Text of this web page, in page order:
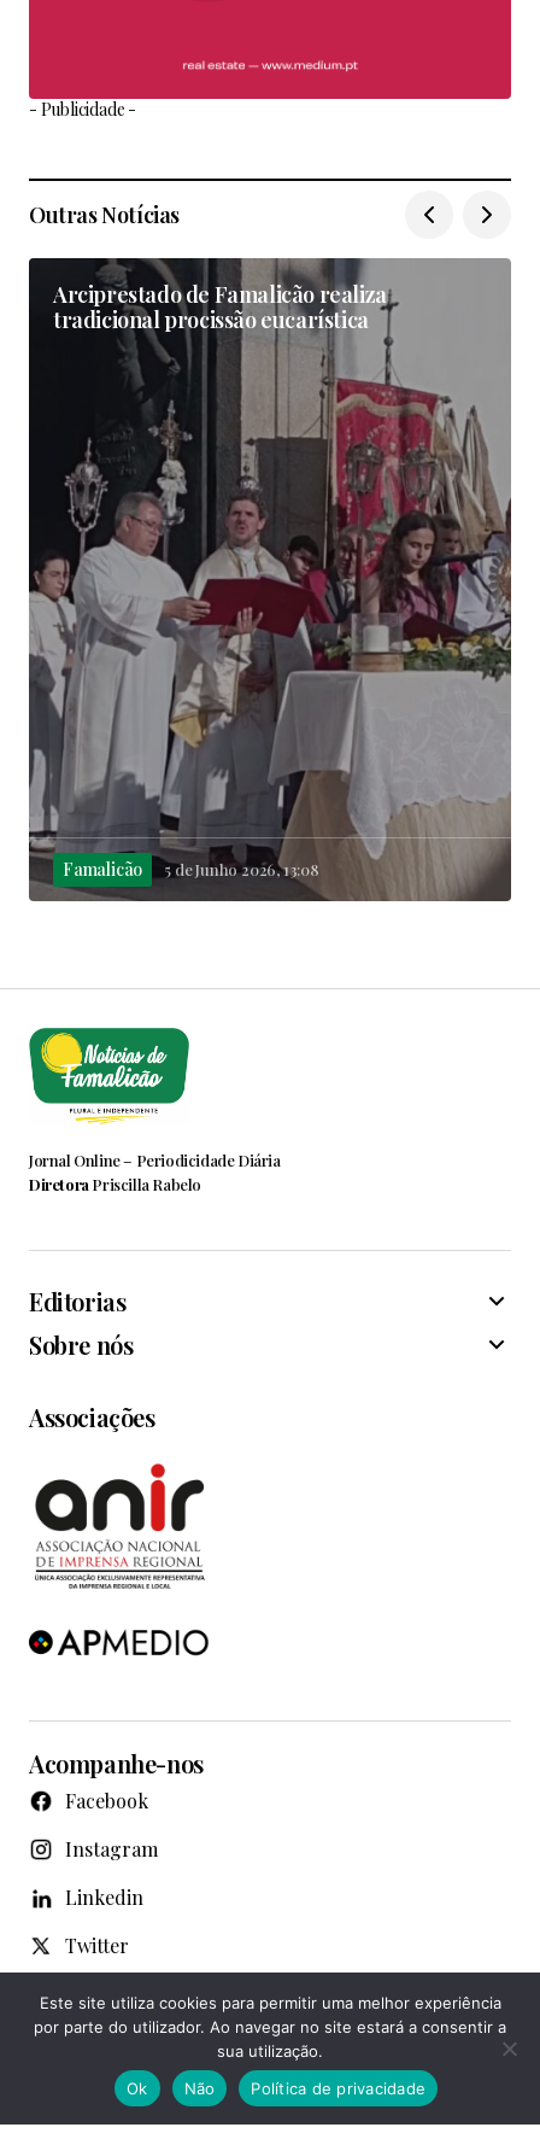
- Publicidade -
Outras Notícias
Arciprestado de Famalicão realiza
tradicional procissão eucarística
Famalicão 5 de Junho 2026, 13:08
Jornal Online – Periodicidade Diária
Diretora Priscilla Rabelo
Editorias
Sobre nós
Associações
Acompanhe-nos
Facebook
Instagram
Linkedin
Twitter
WhatsApp
Youtube
Notícias de Famalicão © Copyright
Este site utiliza cookies para permitir uma melhor experiência
por parte do utilizador. Ao navegar no site estará a consentir a
sua utilização.
Ok
Não Política de privacidade